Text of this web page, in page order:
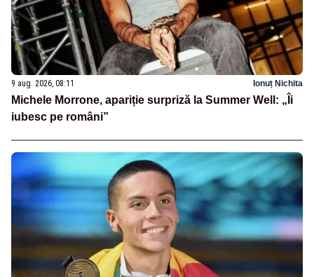
9 aug. 2026, 08:11 Ionuț Nichita
Michele Morrone, apariție surpriză la Summer Well: „Îi
iubesc pe români”